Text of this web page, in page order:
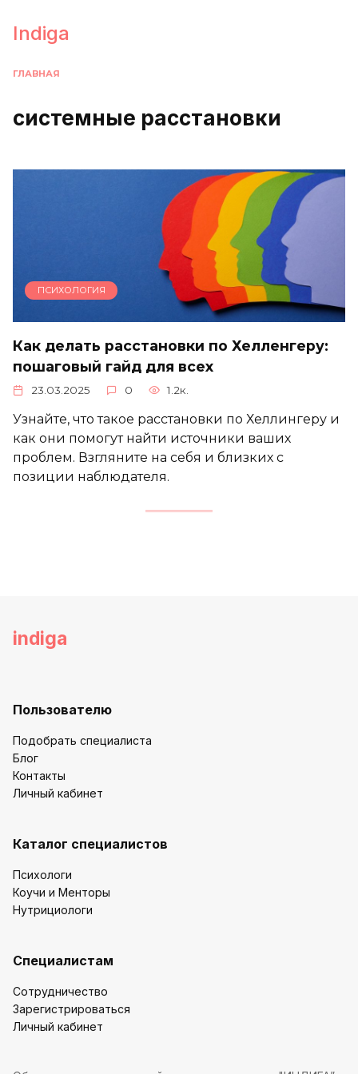
содержанию
Indiga
ГЛАВНАЯ
системные расстановки
ПСИХОЛОГИЯ
Как делать расстановки по Хелленгеру:
пошаговый гайд для всех
23.03.2025 0 1.2к.
Узнайте, что такое расстановки по Хеллингеру и
как они помогут найти источники ваших
проблем. Взгляните на себя и близких с
позиции наблюдателя.
indiga
Пользователю
Подобрать специалиста
Блог
Контакты
Личный кабинет
Каталог специалистов
Психологи
Коучи и Менторы
Нутрициологи
Специалистам
Сотрудничество
Зарегистрироваться
Личный кабинет